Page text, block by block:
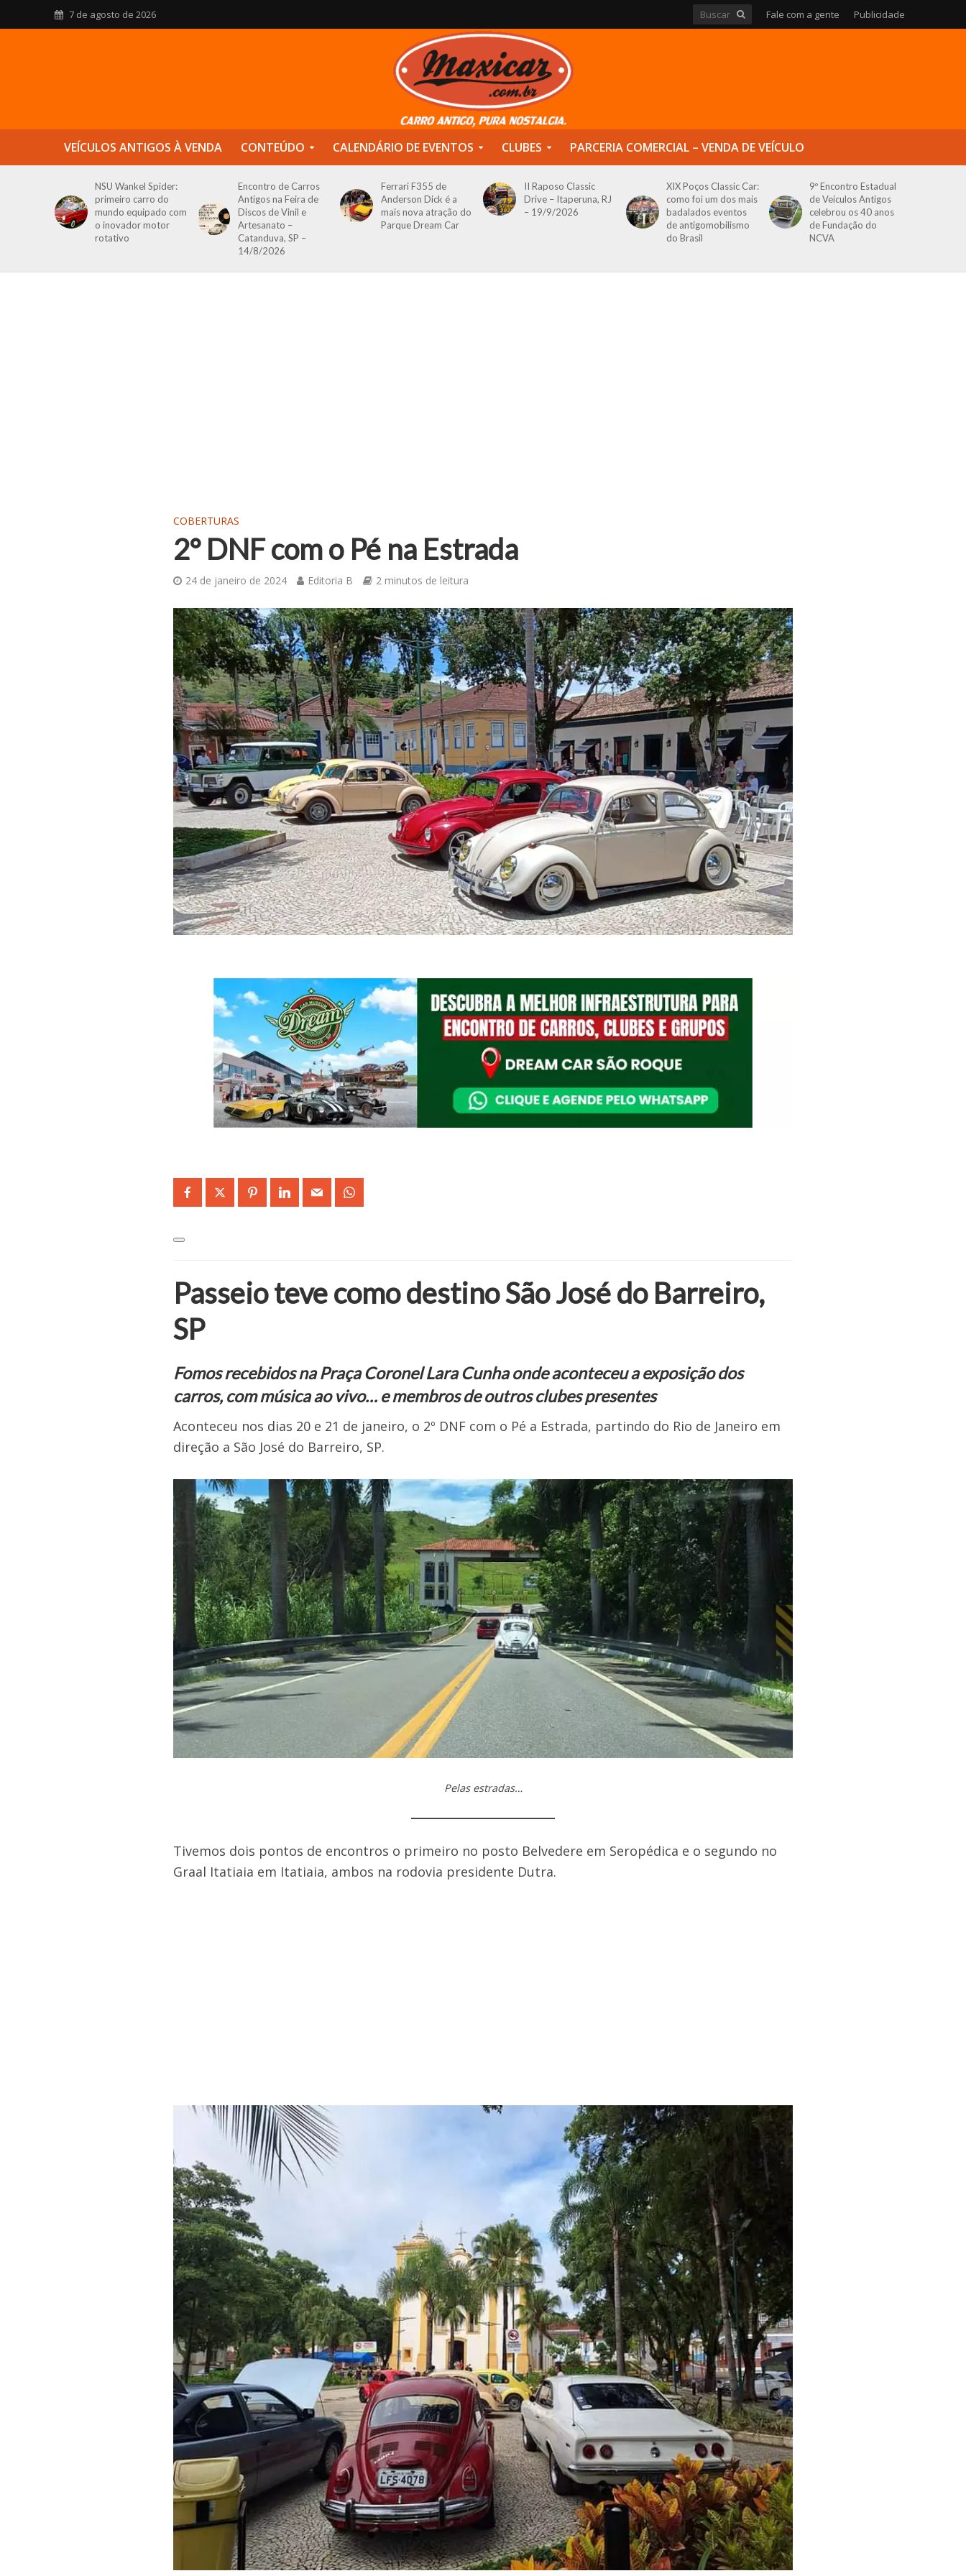
7 de agosto de 2026 Fale com a gente Publicidade
VEÍCULOS ANTIGOS À VENDA CONTEÚDO CALENDÁRIO DE EVENTOS CLUBES PARCERIA COMERCIAL – VENDA DE VEÍCULO
NSU Wankel Spider:
primeiro carro do
mundo equipado com
o inovador motor
rotativo
Encontro de Carros
Antigos na Feira de
Discos de Vinil e
Artesanato –
Catanduva, SP –
14/8/2026
Ferrari F355 de
Anderson Dick é a
mais nova atração do
Parque Dream Car
II Raposo Classic
Drive – Itaperuna, RJ
– 19/9/2026
XIX Poços Classic Car:
como foi um dos mais
badalados eventos
de antigomobilismo
do Brasil
9º Encontro Estadual
de Veículos Antigos
celebrou os 40 anos
de Fundação do
NCVA
COBERTURAS
2° DNF com o Pé na Estrada
24 de janeiro de 2024 Editoria B 2 minutos de leitura
Passeio teve como destino São José do Barreiro,
SP
Fomos recebidos na Praça Coronel Lara Cunha onde aconteceu a exposição dos
carros, com música ao vivo… e membros de outros clubes presentes
Aconteceu nos dias 20 e 21 de janeiro, o 2º DNF com o Pé a Estrada, partindo do Rio de Janeiro em
direção a São José do Barreiro, SP.
Pelas estradas…
Tivemos dois pontos de encontros o primeiro no posto Belvedere em Seropédica e o segundo no
Graal Itatiaia em Itatiaia, ambos na rodovia presidente Dutra.